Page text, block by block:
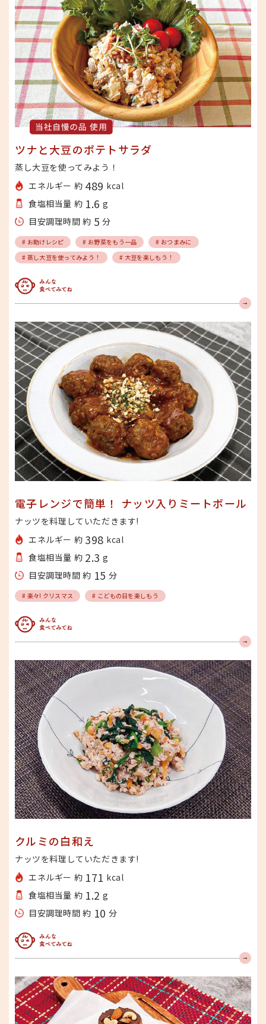
ツナと大豆のポテトサラダ
蒸し大豆を使ってみよう！
エネルギー 約 489 kcal
食塩相当量 約 1.6 g
目安調理時間 約 5 分
# お助けレシピ # お野菜をもう一品
# おつまみに
# 蒸し大豆を使ってみよう！
# 大豆を楽しもう！
みんな食べてみてね
電子レンジで簡単！ ナッツ入りミートボール
ナッツを料理していただきます!
エネルギー 約 398 kcal
食塩相当量 約 2.3 g
目安調理時間 約 15 分
# 楽々! クリスマス # こどもの日を楽しもう
みんな食べてみてね
クルミの白和え
ナッツを料理していただきます!
エネルギー 約 171 kcal
食塩相当量 約 1.2 g
目安調理時間 約 10 分
みんな食べてみてね